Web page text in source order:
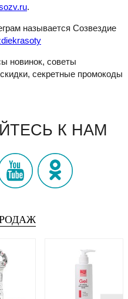
.
называется Созвездие
новинок, советы
секретные промокоды
К НАМ